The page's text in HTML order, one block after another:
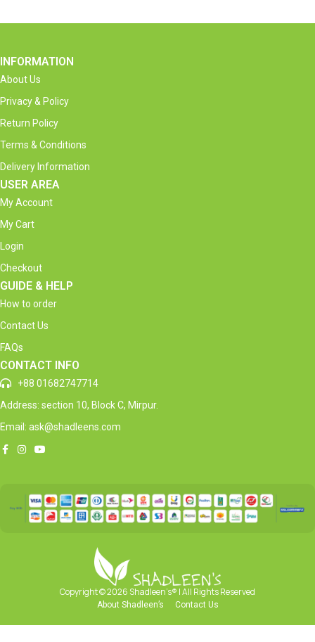
INFORMATION
About Us
Privacy & Policy
Return Policy
Terms & Conditions
Delivery Information
USER AREA
My Account
My Cart
Login
Checkout
GUIDE & HELP
How to order
Contact Us
FAQs
CONTACT INFO
+88 01682747714
Address: section 10, Block C, Mirpur.
Email: ask@shadleens.com
Copyright © 2026 Shadleen’s® | All Rights Reserved
About Shadleen’s Contact Us